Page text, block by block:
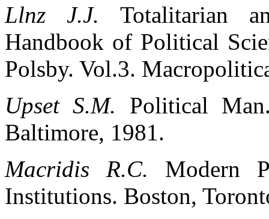
Llnz J.J. Totalitarian
Handbook of Political
Polsby. Vol.3.
Upset S.M. Political
Baltimore, 1981.
Macridis R.C. Modern
Institutions. Boston,